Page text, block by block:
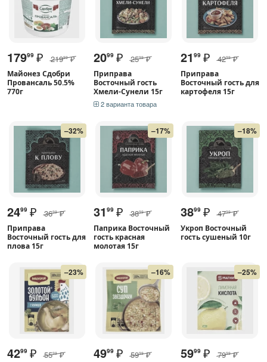
17999 ₽ 21999 ₽
Майонез Сдобри
Провансаль 50.5%
770г
2099 ₽ 2599 ₽
Приправа
Восточный гость
Хмели-Сунели 15г
2 варианта товара
21 99 ₽ 4299 ₽
Приправа
Восточный гость для
картофеля 15г
–32%
2499 ₽ 3699 ₽
Приправа
Восточный гость для
плова 15г
–17%
3199 ₽ 3899 ₽
Паприка Восточный
гость красная
молотая 15г
–18%
3899 ₽ 4799 ₽
Укроп Восточный
гость сушеный 10г
–23%
4299 ₽ 5599 ₽
–16%
4999 ₽ 5999 ₽
–25%
5999 ₽ 7999 ₽